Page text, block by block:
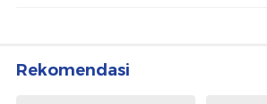
Rekomendasi